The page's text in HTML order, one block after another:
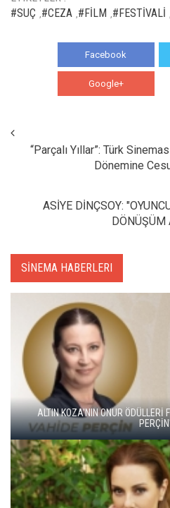
#SUÇ #CEZA #FİLM #FESTİVALİ
Facebook
Google+
“Parçalı Yıllar”: Türk
Dönemine
ASİYE DİNÇSOY:
DÖNÜŞÜM
SİNEMA HABERLERI
ALTIN KOZA'NIN ONUR ÖDÜLLERİ